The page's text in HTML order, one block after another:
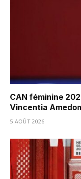
CAN féminine
Vincentia
5 AOÛT 2026